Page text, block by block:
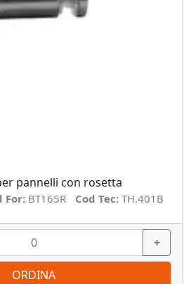
pannelli con rosetta
For: BT165R Cod Tec: TH.401B
+
ORDINA